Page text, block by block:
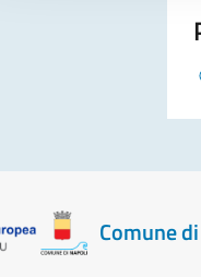
Comune